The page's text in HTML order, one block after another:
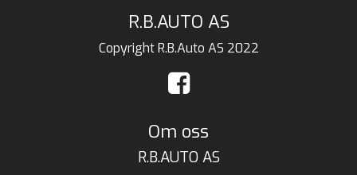
R.B.AUTO AS
Copyright R.B.Auto AS 2022
Om oss
R.B.AUTO AS